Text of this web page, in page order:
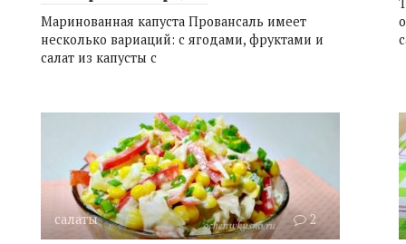
Маринованная капуста Провансаль имеет
несколько вариаций: с ягодами, фруктами и
салат из капусты с
салаты 2